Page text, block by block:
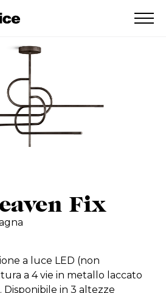
ALLA WISHLIST
Fix
a luce LED (non
a 4 vie in metallo laccato
in 3 altezze